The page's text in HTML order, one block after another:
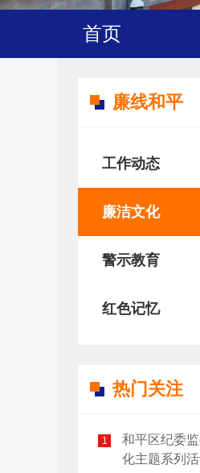
首页
廉线和平
工作动态
廉洁文化
警示教育
红色记忆
热门关注
1
和平区纪委
化主题系列